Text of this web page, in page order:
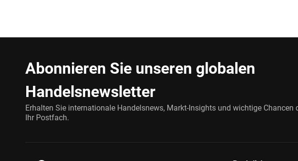
Abonnieren Sie unseren globalen
Handelsnewsletter
Erhalten Sie internationale Handelsnews, Markt-Insights und wichtige Chancen
Ihr Postfach.